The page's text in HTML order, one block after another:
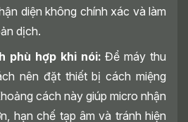
diện không chính xác và làm
dịch.
phù hợp khi nói: Để máy thu
nên đặt thiết bị cách miệng
cách này giúp micro nhận
hạn chế tạp âm và tránh hiện